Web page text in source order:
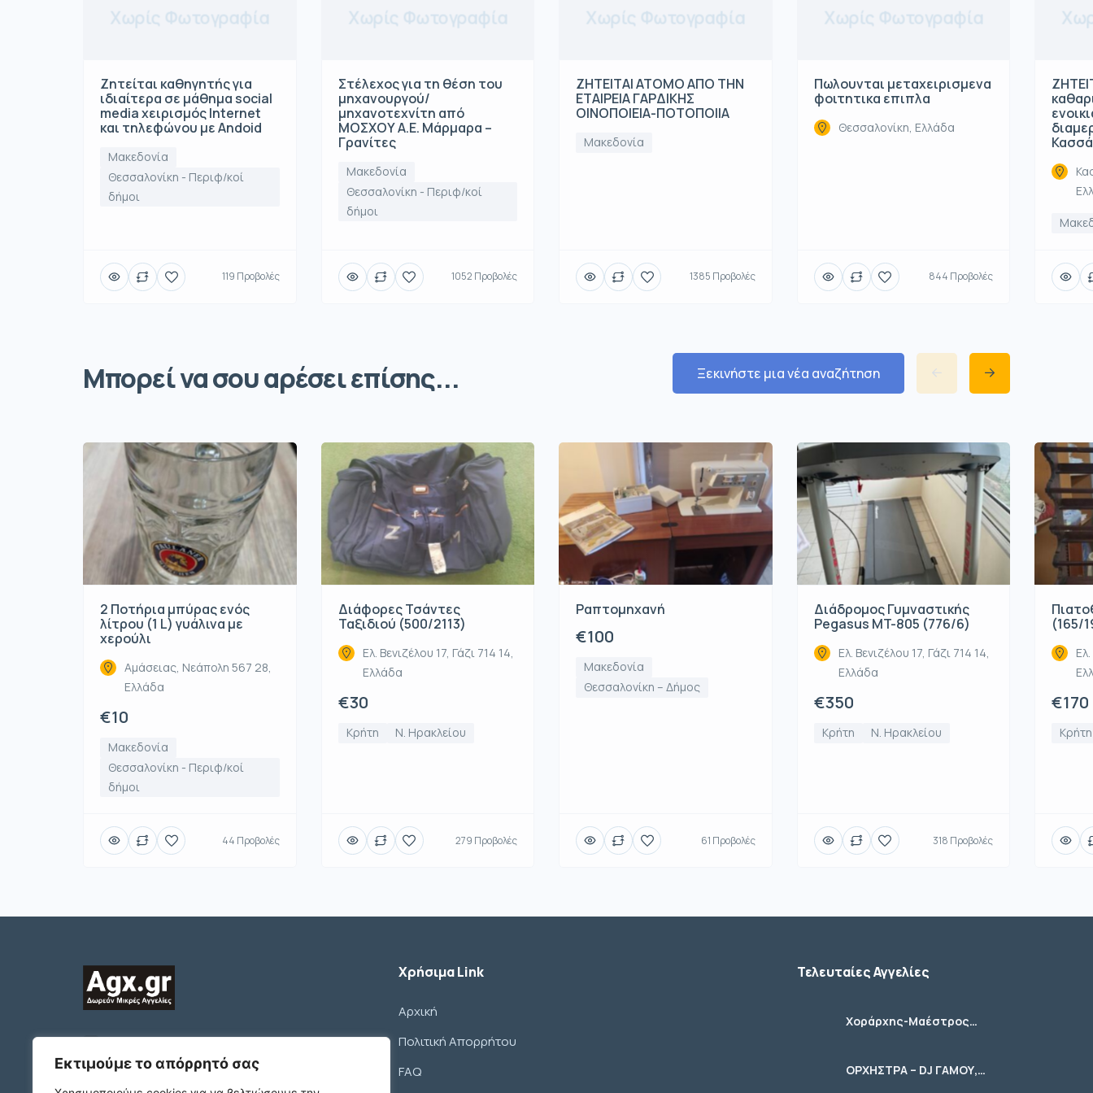
Εκτιμούμε το απόρρητό σας
Χωρίς Φωτογραφία
Ζητείται καθηγητής για
ιδιαίτερα σε μάθημα social
media χειρισμός Internet
και τηλεφώνου με Andoid
Μακεδονία
Θεσσαλονίκη - Περιφ/κοί
δήμοι
119 Προβολές
Χωρίς Φωτογραφία
Στέλεχος για τη θέση του
μηχανουργού/
μηχανοτεχνίτη από
ΜΟΣΧΟΥ Α.Ε. Μάρμαρα –
Γρανίτες
Μακεδονία
Θεσσαλονίκη - Περιφ/κοί
δήμοι
1052 Προβολές
Χωρίς Φωτογραφία
ΖΗΤΕΙΤΑΙ ΑΤΟΜΟ ΑΠΟ ΤΗΝ
ΕΤΑΙΡΕΙΑ ΓΑΡΔΙΚΗΣ
ΟΙΝΟΠΟΙΕΙΑ-ΠΟΤΟΠΟΙΙΑ
Μακεδονία
1385 Προβολές
Χωρίς Φωτογραφία
Πωλουνται μεταχειρισμενα
φοιτητικα επιπλα
Θεσσαλονίκη, Ελλάδα
844 Προβολές
Μπορεί να σου αρέσει επίσης... Ξεκινήστε μια νέα αναζήτηση
2 Ποτήρια μπύρας ενός
λίτρου (1 L) γυάλινα με
χερούλι
Αμάσειας, Νεάπολη 567 28,
Ελλάδα
€10
Μακεδονία
Θεσσαλονίκη - Περιφ/κοί
δήμοι
44 Προβολές
Διάφορες Τσάντες
Ταξιδιού (500/2113)
Ελ. Βενιζέλου 17, Γάζι 714 14,
Ελλάδα
€30
Κρήτη Ν. Ηρακλείου
279 Προβολές
Ραπτομηχανή
€100
Μακεδονία
Θεσσαλονίκη – Δήμος
61 Προβολές
Διάδρομος Γυμναστικής
Pegasus MT-805 (776/6)
Ελ. Βενιζέλου 17, Γάζι 714 14,
Ελλάδα
€350
Κρήτη Ν. Ηρακλείου
318 Προβολές
(165/
€170
Κρήτη
ΠΛΑΤΩΝΟΣ 1 Τ.Κ. 54631
Χρήσιμα Link
Αρχική
Πολιτική Απορρήτου
FAQ
Τελευταίες Αγγελίες
Χοράρχης-Μαέστρος
Χορωδιών
ΟΡΧΗΣΤΡΑ – DJ ΓΑΜΟΥ,
ΚΟΙΝΩΝΙΚΩΝ ΕΚΔΗΛΩΣΕΩΝ